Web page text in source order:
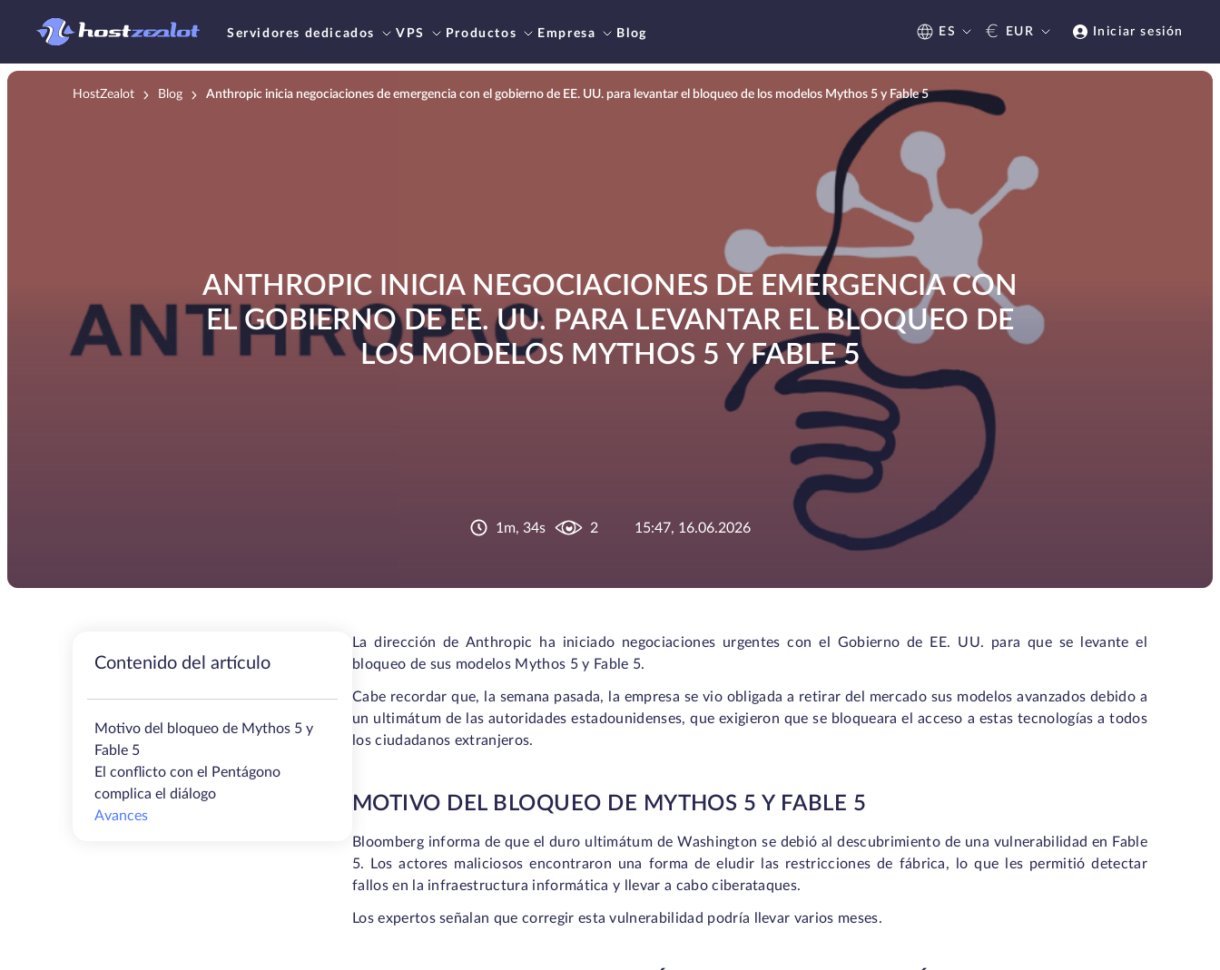
Servidores dedicados VPS Productos Empresa Blog ES € EUR Iniciar sesión
HostZealot Blog Anthropic inicia negociaciones de emergencia con el gobierno de EE. UU. para levantar el bloqueo de los modelos Mythos 5 y Fable 5
ANTHROPIC INICIA NEGOCIACIONES DE EMERGENCIA CON
EL GOBIERNO DE EE. UU. PARA LEVANTAR EL BLOQUEO DE
LOS MODELOS MYTHOS 5 Y FABLE 5
1m, 34s 2 15:47, 16.06.2026
Contenido del artículo
Motivo del bloqueo de Mythos 5 y
Fable 5
El conflicto con el Pentágono
complica el diálogo
Avances
La dirección de Anthropic ha iniciado negociaciones urgentes con el Gobierno de EE. UU. para que se levante el
bloqueo de sus modelos Mythos 5 y Fable 5.
Cabe recordar que, la semana pasada, la empresa se vio obligada a retirar del mercado sus modelos avanzados debido a
un ultimátum de las autoridades estadounidenses, que exigieron que se bloqueara el acceso a estas tecnologías a todos
los ciudadanos extranjeros.
MOTIVO DEL BLOQUEO DE MYTHOS 5 Y FABLE 5
Bloomberg informa de que el duro ultimátum de Washington se debió al descubrimiento de una vulnerabilidad en Fable
5. Los actores maliciosos encontraron una forma de eludir las restricciones de fábrica, lo que les permitió detectar
fallos en la infraestructura informática y llevar a cabo ciberataques.
Los expertos señalan que corregir esta vulnerabilidad podría llevar varios meses.